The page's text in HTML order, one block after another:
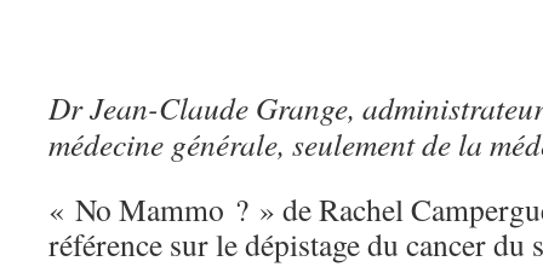
Dr Jean-Claude Grange,
médecine générale, seulement de la
« No Mammo ? » de Rachel
référence sur le dépistage du cancer du